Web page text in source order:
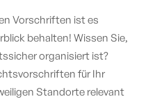
Vorschriften ist es
behalten! Wissen Sie,
organisiert ist?
für Ihr
Standorte relevant